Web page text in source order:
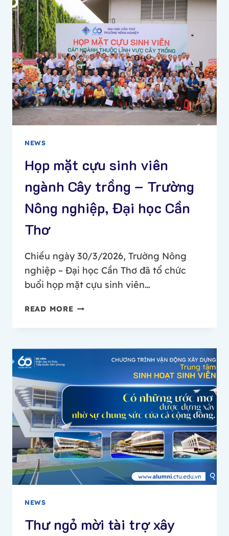
HỌC
CẦN
THƠ:
DẤU
MỐC
MỚI
TRÊN
HÀNH
TRÌNH
PHÁT
TRIỂN
NEWS
Họp mặt cựu sinh viên
ngành Cây trồng – Trường
Nông nghiệp, Đại học Cần
Thơ
Chiều ngày 30/3/2026, Trường Nông
nghiệp – Đại học Cần Thơ đã tổ chức
buổi họp mặt cựu sinh viên…
READ MOREHỌP
CỰU
TRỒNG
TRƯỜNG
NÔNG
NGHIỆP,
ĐẠI
HỌC
CẦN
THƠ
NEWS
Thư ngỏ mời tài trợ xây